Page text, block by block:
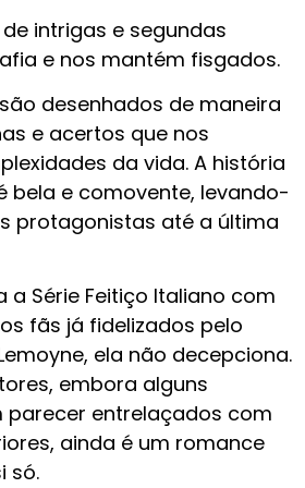
intrigas e segundas
e nos mantém fisgados.
desenhados de maneira
e acertos que nos
da vida. A história
bela e comovente, levando-
protagonistas até a última
a Série Feitiço Italiano com
fãs já fidelizados pelo
ela não decepciona.
embora alguns
parecer entrelaçados com
ainda é um romance
só.